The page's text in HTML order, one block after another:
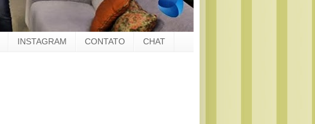
INSTAGRAM CONTATO CHAT